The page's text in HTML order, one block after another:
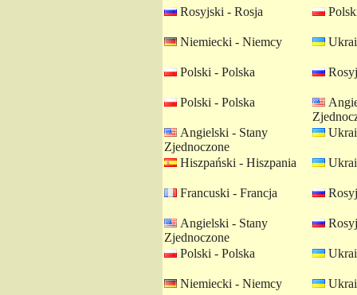
Rosyjski - Rosja
Niemiecki - Niemcy
Polski - Polska
Polski - Polska
Angielski - Stany
Zjednoczone
Hiszpański - Hiszpania
Francuski - Francja
Angielski - Stany
Zjednoczone
Polski - Polska
Niemiecki - Niemcy